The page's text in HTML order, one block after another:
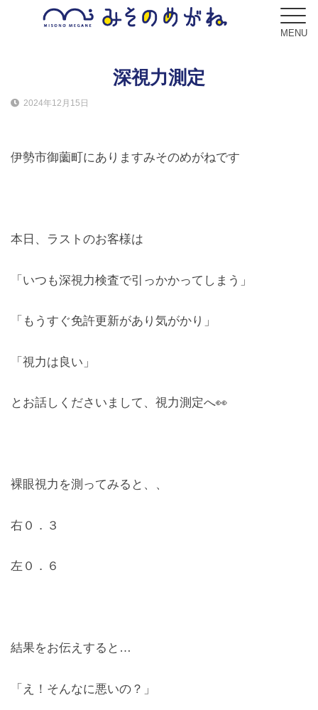
MENU
サービス
Service
フレーム
Lens
キッズ
Hearing Aid
アクセス
CONTACT
深視力測定
2024年12月15日
伊勢市御薗町にありますみそのめがねです
本日、ラストのお客様は
「いつも深視力検査で引っかかってしまう」
「もうすぐ免許更新があり気がかり」
「視力は良い」
とお話しくださいまして、視力測定へ👀
裸眼視力を測ってみると、、
右０．３
左０．６
結果をお伝えすると…
「え！そんなに悪いの？」